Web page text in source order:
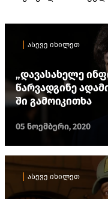
ასევე იხილეთ
„დავასახელე
წარვადგინე
ში გამოიკითხა
05 ნოემბერი, 2020
ასევე იხილეთ